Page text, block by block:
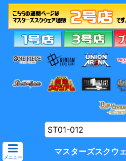
メニュー
マスターズスクウ